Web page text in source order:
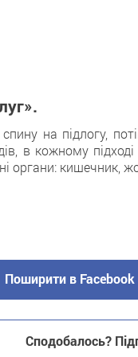
на підлогу,
в кожному
органи: кишечник,
Поширити в Facebook
Сподобалось?